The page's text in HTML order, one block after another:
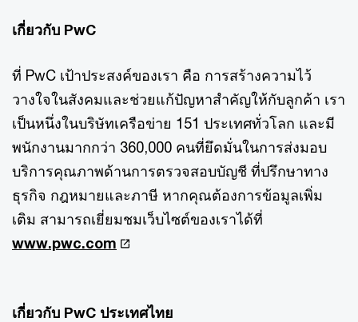
เกี่ยวกับ PwC
ที่ PwC เป้าประสงค์ของเรา คือ การสร้างความไว้
วางใจในสังคมและช่วยแก้ปัญหาสำคัญให้กับลูกค้า เรา
เป็นหนึ่งในบริษัทเครือข่าย 151 ประเทศทั่วโลก และมี
พนักงานมากกว่า 360,000 คนที่ยึดมั่นในการส่งมอบ
บริการคุณภาพด้านการตรวจสอบบัญชี ที่ปรึกษาทาง
ธุรกิจ กฎหมายและภาษี หากคุณต้องการข้อมูลเพิ่ม
เติม สามารถเยี่ยมชมเว็บไซต์ของเราได้ที่
www.pwc.com
เกี่ยวกับ PwC ประเทศไทย